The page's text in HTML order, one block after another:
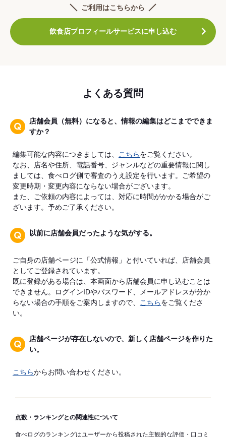
ご利用はこちらから
飲食店プロフィールサービスに申し込む
よくある質問
店舗会員（無料）になると、情報の編集はどこまでできま
すか？
編集可能な内容につきましては、 こちらをご覧ください。
なお、店名や住所、電話番号、ジャンルなどの重要情報に関し
ましては、食べログ側で審査のうえ設定を行います。ご希望の
変更時期・変更内容にならない場合がございます。
また、ご依頼の内容によっては、対応に時間がかかる場合がご
ざいます。予めご了承ください。
以前に店舗会員だったような気がする。
ご自身の店舗ページに「公式情報」と付いていれば、店舗会員
としてご登録されています。
既に登録がある場合は、本画面から店舗会員に申し込むことは
できません。ログインIDやパスワード、メールアドレスが分か
らない場合の手順をご案内しますので、
こちらをご覧くださ
い。
店舗ページが存在しないので、新しく店舗ページを作りた
い。
こちらからお問い合わせください。
点数・ランキングとの関連性について
食べログのランキングはユーザーから投稿された主観的な評価・口コミ